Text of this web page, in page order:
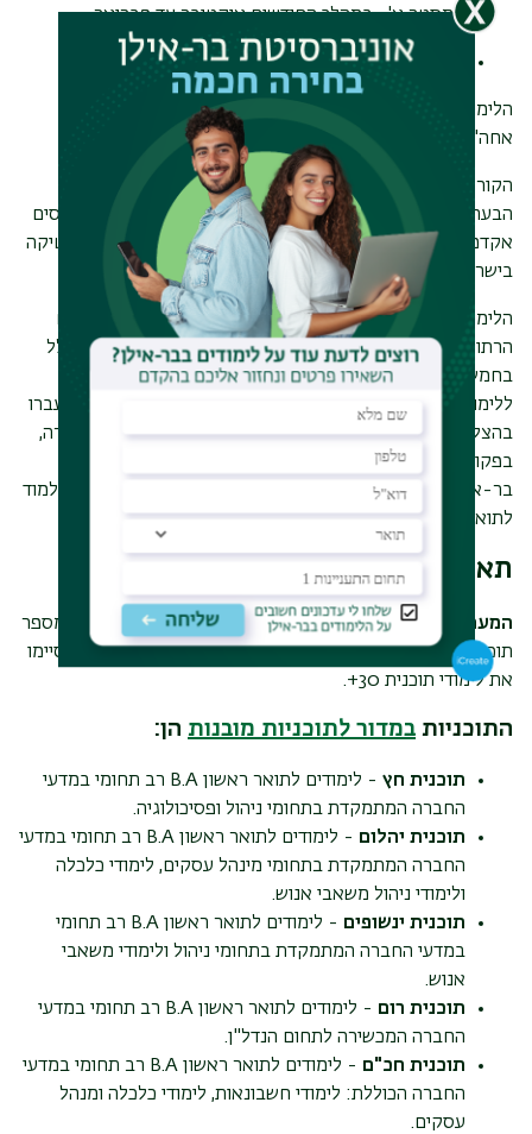
סמסטר א'- במהלך החודשים אוקטובר עד פברואר.
סמסטר קיץ במהלך החודשים מאי עד אוגוסט.
הלימודים כאמור מתקיימים פעמיים בשבוע: יום אחד בשעות
אחה"צ וביום שישי.
הבעה (52 שעות), אשנב לסטטיסטיקה (26 שעות) וכן שני קורסים
אקדמיים: מדע וטכנולוגיה (26 שעות) ויסודות המשטר והפוליטיקה
בישראל (52 שעות).
הלימודים במכינה מתקיימים באווירה נעימה עם מרצים תומכים
הרתומים להצלחת הסטודנטיות והסטודנטים. הממוצע המשוקלל
בחמשת קורסי התוכנית מהווה חלופה לממוצע הבגרות בקבלה
ללימודי תואר ראשון באוניברסיטת בר-אילן. בוגרי התוכנית שעברו
בהצלחה את המבחנים יכולים להשתלב בפקולטה למדעי החברה,
בפקולטה למדעי הרוח ובפקולטה למדעי היהדות באוניברסיטת
בר-אילן (בכפוף לתנאי הקבלה הנוספים של כל מחלקה) וכך ללמוד
לתואר ראשון ללא בגרות.
תארים מומלצים ללא בגרות
המערך לתוכניות ייעודיות באוניברסיטת בר אילן מקיים גם מספר
תוכניות לימודים לתואר ראשון, שמתאימות במיוחד לאנשים שסיימו
את לימודי תוכנית 30+.
התוכניות במדור לתוכניות מובנות הן:
תוכנית חץ - לימודים לתואר ראשון B.A רב תחומי במדעי
החברה המתמקדת בתחומי ניהול ופסיכולוגיה.
תוכנית יהלום - לימודים לתואר ראשון B.A רב תחומי במדעי
החברה המתמקדת בתחומי מינהל עסקים, לימודי כלכלה
ולימודי ניהול משאבי אנוש.
תוכנית ינשופים - לימודים לתואר ראשון B.A רב תחומי
במדעי החברה המתמקדת בתחומי ניהול ולימודי משאבי
אנוש.
תוכנית רום - לימודים לתואר ראשון B.A רב תחומי במדעי
החברה המכשירה לתחום הנדל"ן.
תוכנית חכ"ם - לימודים לתואר ראשון B.A רב תחומי במדעי
החברה הכוללת: לימודי חשבונאות, לימודי כלכלה ומנהל
עסקים.